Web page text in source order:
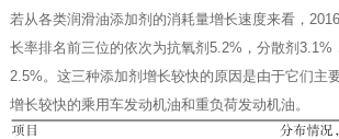
若从各类润滑油添加剂的消耗量增长速度来看，
长率排名前三位的依次为抗氧剂5.2%，分散剂3.1%
2.5%。 这三种添加剂增长较快的原因是由于它们主
增长较快的乘用车发动机油和重负荷发动机油。